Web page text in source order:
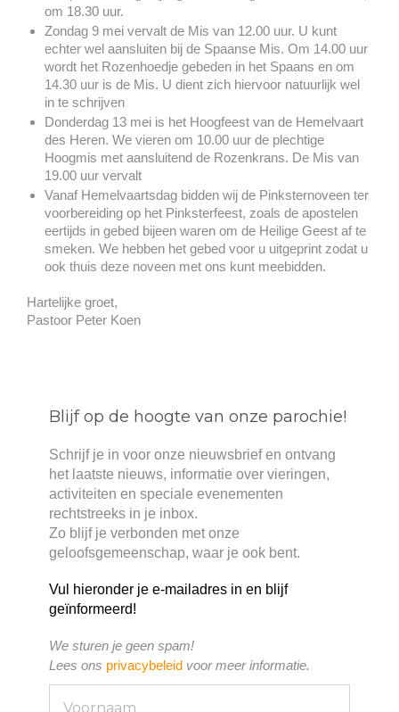
om 18.30 uur.
Zondag 9 mei vervalt de Mis van 12.00 uur. U kunt
echter wel aansluiten bij de Spaanse Mis. Om 14.00 uur
wordt het Rozenhoedje gebeden in het Spaans en om
14.30 uur is de Mis. U dient zich hiervoor natuurlijk wel
in te schrijven
Donderdag 13 mei is het Hoogfeest van de Hemelvaart
des Heren. We vieren om 10.00 uur de plechtige
Hoogmis met aansluitend de Rozenkrans. De Mis van
19.00 uur vervalt
Vanaf Hemelvaartsdag bidden wij de Pinksternoveen ter
voorbereiding op het Pinksterfeest, zoals de apostelen
eertijds in gebed bijeen waren om de Heilige Geest af te
smeken. We hebben het gebed voor u uitgeprint zodat u
ook thuis deze noveen met ons kunt meebidden.
Hartelijke groet,
Pastoor Peter Koen
Blijf op de hoogte van onze parochie!
Schrijf je in voor onze nieuwsbrief en ontvang
het laatste nieuws, informatie over vieringen,
activiteiten en speciale evenementen
rechtstreeks in je inbox.
Zo blijf je verbonden met onze
geloofsgemeenschap, waar je ook bent.
Vul hieronder je e-mailadres in en blijf
geïnformeerd!
We sturen je geen spam!
Lees ons privacybeleid voor meer informatie.